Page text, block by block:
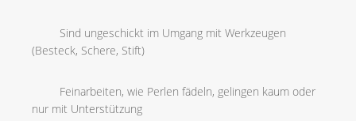
Sind ungeschickt im Umgang mit Werkzeugen
(Besteck, Schere, Stift)
Feinarbeiten, wie Perlen fädeln, gelingen kaum oder
nur mit Unterstützung